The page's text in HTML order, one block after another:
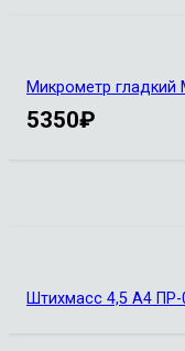
Микрометр
5350₽
Штихмасс 4,5 А4 ПР-